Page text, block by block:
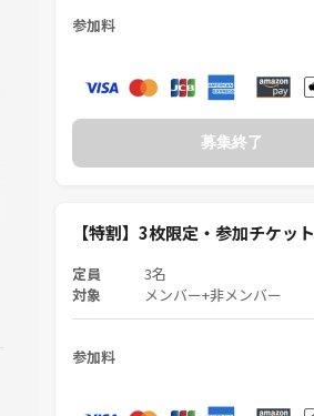
参加料
募集終了
【特割】3枚限定・参加チケット
定員 3名
対象 メンバー+非メンバー
参加料